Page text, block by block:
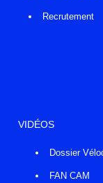
Recrutement
VIDÉOS
Dossier
FAN CAM